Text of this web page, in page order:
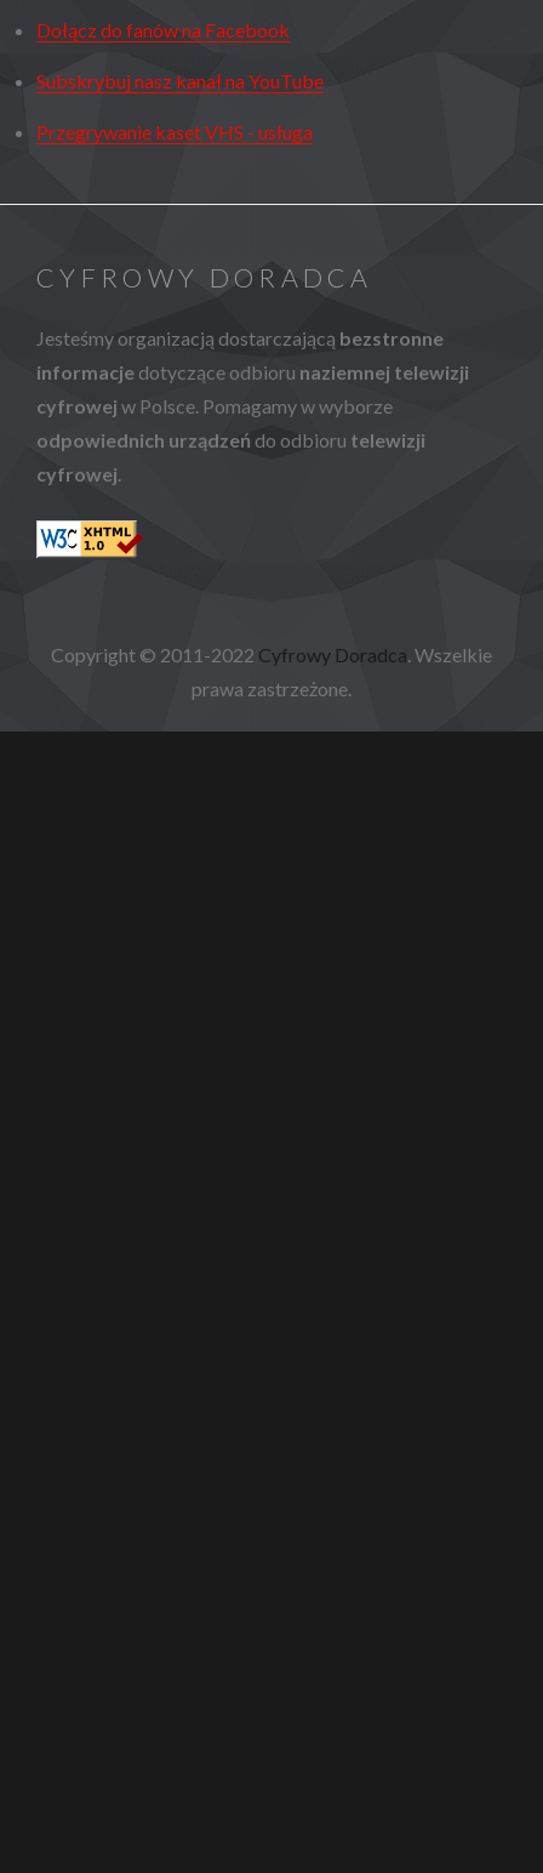
Dołącz do fanów na Facebook
Subskrybuj nasz kanał na YouTube
Przegrywanie kaset VHS - usługa
CYFROWY DORADCA
Jesteśmy organizacją dostarczającą bezstronne
informacje dotyczące odbioru naziemnej telewizji
cyfrowej w Polsce. Pomagamy w wyborze
odpowiednich urządzeń do odbioru telewizji
cyfrowej
Copyright © 2011-2022 Cyfrowy Doradca . Wszelkie
prawa zastrzeżone.